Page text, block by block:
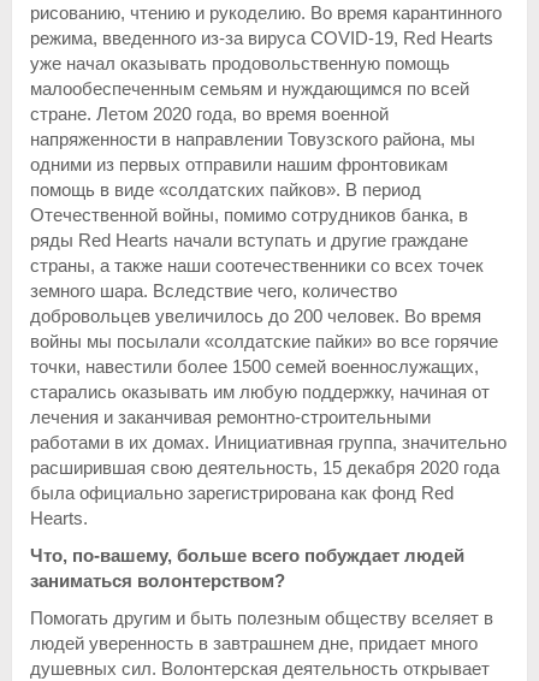
рисованию, чтению и рукоделию. Во время карантинного
режима, введенного из-за вируса COVID-19, Red Hearts
уже начал оказывать продовольственную помощь
малообеспеченным семьям и нуждающимся по всей
стране. Летом 2020 года, во время военной
напряженности в направлении Товузского района, мы
одними из первых отправили нашим фронтовикам
помощь в виде «солдатских пайков». В период
Отечественной войны, помимо сотрудников банка, в
ряды Red Hearts начали вступать и другие граждане
страны, а также наши соотечественники со всех точек
земного шара. Вследствие чего, количество
добровольцев увеличилось до 200 человек. Во время
войны мы посылали «солдатские пайки» во все горячие
точки, навестили более 1500 семей военнослужащих,
старались оказывать им любую поддержку, начиная от
лечения и заканчивая ремонтно-строительными
работами в их домах. Инициативная группа, значительно
расширившая свою деятельность, 15 декабря 2020 года
была официально зарегистрирована как фонд Red
Hearts.
Что, по-вашему, больше всего побуждает людей
заниматься волонтерством?
Помогать другим и быть полезным обществу вселяет в
людей уверенность в завтрашнем дне, придает много
душевных сил. Волонтерская деятельность открывает